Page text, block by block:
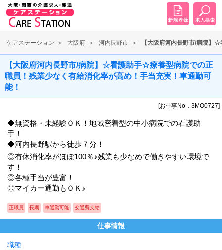
ケアステーション 大阪府 河内長野市 【大阪府河内長野市/病院】
【大阪府河内長野市/病院】☆看護助手☆療養型病院での正
職員！残業少なく有給消化率が高め！手当充実！車通勤可
能！
[お仕事No．3MO0727]
◆無資格・未経験ＯＫ！地域密着型の中小病院での看護助
手！
◆河内長野駅から徒歩７分！
◎有休消化率がほぼ100％♪残業も少なめで働きやすい環境で
す！
◎各種手当が豊富！
◎マイカー通勤もＯＫ♪
正職員 長期 車通勤可能 交通費支給
仕事情報
職種